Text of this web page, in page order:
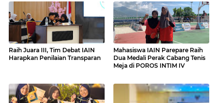
Raih Juara III, Tim Debat IAIN
Harapkan Penilaian Transparan
Mahasiswa IAIN Parepare Raih
Dua Medali Perak Cabang Tenis
Meja di POROS INTIM IV